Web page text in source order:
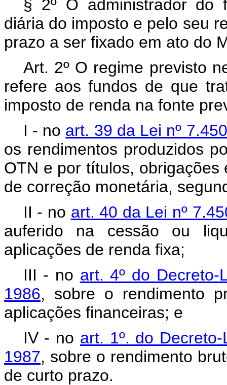
§ 2º O administrador do
diária do imposto e pelo seu
prazo a ser fixado em ato do
Art. 2º O regime previsto
refere aos fundos de que
imposto de renda na fonte
I - no art. 39 da Lei nº
os rendimentos produzidos
OTN e por títulos,
de correção monetária,
II - no art. 40 da Lei nº
auferido na cessão ou
aplicações de renda fixa;
III - no art. 4º do
1986, sobre o rendimento
aplicações financeiras; e
IV - no art. 1º. do
1987, sobre o rendimento
de curto prazo.